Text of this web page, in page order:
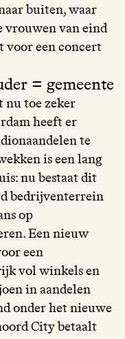
buiten, waar
vrouwen van eind
een concert
= gemeente
nu toe zeker
heeft er
te
is een lang
nu bestaat dit
bedrijventerrein
op
Een nieuw
een
vol winkels en
in aandelen
onder het nieuwe
City betaalt